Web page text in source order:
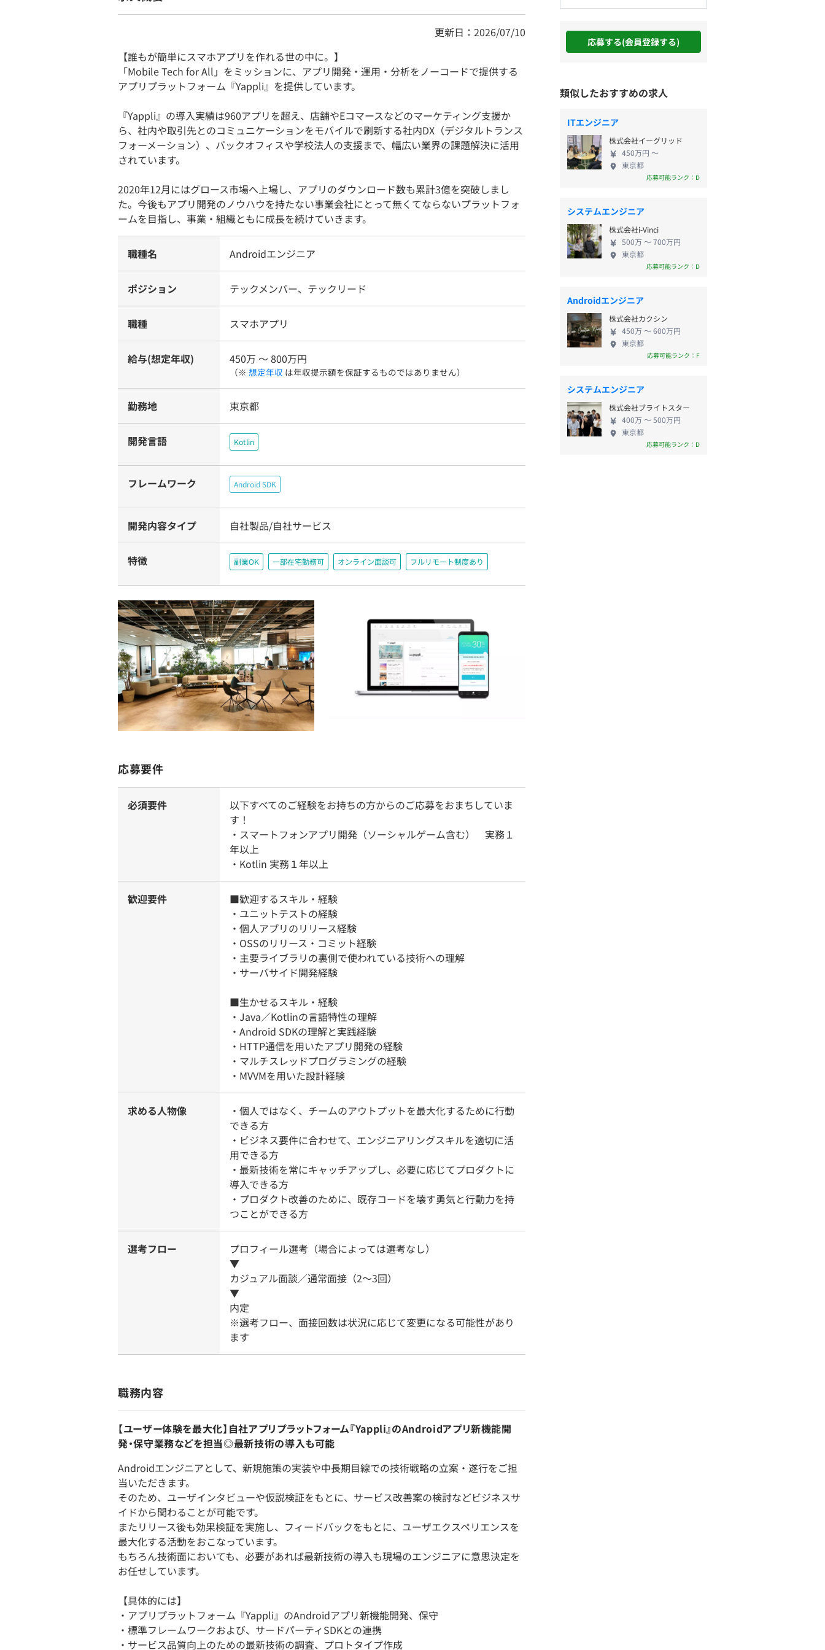
更新日：2026/07/10
【誰もが簡単にスマホアプリを作れる世の中に。】
「Mobile Tech for All」をミッションに、アプリ開発・運用・分析をノーコードで提供する
アプリプラットフォーム『Yappli』を提供しています。
『Yappli』の導入実績は960アプリを超え、店舗やEコマースなどのマーケティング支援か
ら、社内や取引先とのコミュニケーションをモバイルで刷新する社内DX（デジタルトランス
フォーメーション）、バックオフィスや学校法人の支援まで、幅広い業界の課題解決に活用
されています。
2020年12月にはグロース市場へ上場し、アプリのダウンロード数も累計3億を突破しまし
た。今後もアプリ開発のノウハウを持たない事業会社にとって無くてならないプラットフォ
ームを目指し、事業・組織ともに成長を続けていきます。
職種名 Androidエンジニア
ポジション テックメンバー、テックリード
職種 スマホアプリ
給与(想定年収) 450万 〜 800万円
（※ 想定年収 は年収提示額を保証するものではありません）
勤務地 東京都
開発言語 Kotlin
フレームワーク Android SDK
開発内容タイプ 自社製品/自社サービス
特徴 副業OK 一部在宅勤務可 オンライン面談可 フルリモート制度あり
応募要件
必須要件
以下すべてのご経験をお持ちの方からのご応募をおまちしていま
す！
・スマートフォンアプリ開発（ソーシャルゲーム含む） 実務１
年以上
・Kotlin 実務１年以上
歓迎要件
■歓迎するスキル・経験
・ユニットテストの経験
・個人アプリのリリース経験
・OSSのリリース・コミット経験
・主要ライブラリの裏側で使われている技術への理解
・サーバサイド開発経験
■生かせるスキル・経験
・Java／Kotlinの言語特性の理解
・Android SDKの理解と実践経験
・HTTP通信を用いたアプリ開発の経験
・マルチスレッドプログラミングの経験
・MVVMを用いた設計経験
求める人物像
・個人ではなく、チームのアウトプットを最大化するために行動
できる方
・ビジネス要件に合わせて、エンジニアリングスキルを適切に活
用できる方
・最新技術を常にキャッチアップし、必要に応じてプロダクトに
導入できる方
・プロダクト改善のために、既存コードを壊す勇気と行動力を持
つことができる方
選考フロー
プロフィール選考（場合によっては選考なし）
▼
カジュアル面談／通常面接（2〜3回）
▼
内定
※選考フロー、面接回数は状況に応じて変更になる可能性があり
ます
職務内容
【ユーザー体験を最大化】自社アプリプラットフォーム『Yappli』のAndroidアプリ新機能開
発・保守業務などを担当◎最新技術の導入も可能
Androidエンジニアとして、新規施策の実装や中長期目線での技術戦略の立案・遂行をご担
当いただきます。
そのため、ユーザインタビューや仮説検証をもとに、サービス改善案の検討などビジネスサ
イドから関わることが可能です。
またリリース後も効果検証を実施し、フィードバックをもとに、ユーザエクスペリエンスを
最大化する活動をおこなっています。
もちろん技術面においても、必要があれば最新技術の導入も現場のエンジニアに意思決定を
お任せしています。
【具体的には】
・アプリプラットフォーム『Yappli』のAndroidアプリ新機能開発、保守
・標準フレームワークおよび、サードパーティSDKとの連携
・サービス品質向上のための最新技術の調査、プロトタイプ作成
応募する(会員登録する)
類似したおすすめの求人
ITエンジニア
株式会社イーグリッド
450万円 〜
東京都
応募可能ランク：D
システムエンジニア
株式会社i-Vinci
500万 〜 700万円
東京都
応募可能ランク：D
Androidエンジニア
株式会社カクシン
450万 〜 600万円
東京都
応募可能ランク：F
システムエンジニア
株式会社ブライトスター
400万 〜 500万円
東京都
応募可能ランク：D